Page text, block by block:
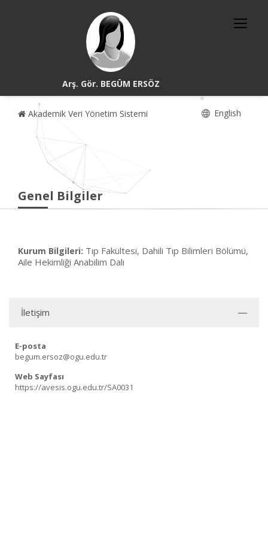
Arş. Gör. BEGÜM ERSÖZ
Akademik Veri Yönetim Sistemi English
Genel Bilgiler
Kurum Bilgileri: Tıp Fakültesi, Dahili Tıp Bilimleri Bölümü,
Aile Hekimliği Anabilim Dalı
İletişim
E-posta
begum.ersoz@ogu.edu.tr
Web Sayfası
https://avesis.ogu.edu.tr/SA0031